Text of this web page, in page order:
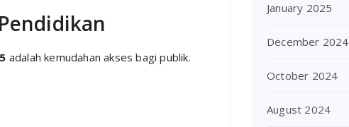
adalah kemudahan akses bagi publik.
January 2025
December 2024
October 2024
August 2024